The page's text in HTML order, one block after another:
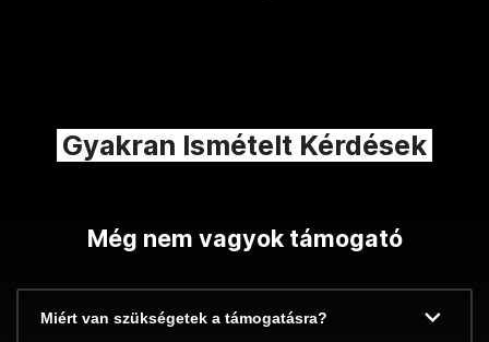
Gyakran Ismételt Kérdések
Még nem vagyok támogató
Miért van szükségetek a támogatásra?